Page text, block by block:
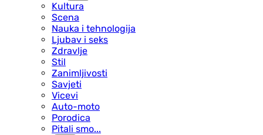
Kultura
Scena
Nauka i tehnologija
Ljubav i seks
Zdravlje
Stil
Zanimljivosti
Savjeti
Vicevi
Auto-moto
Porodica
Pitali smo...